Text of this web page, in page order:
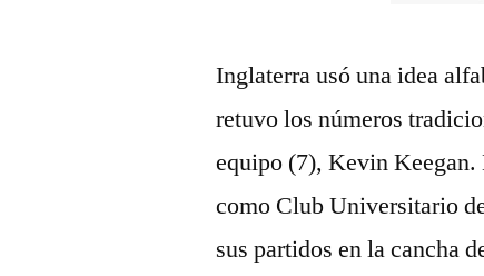
Inglaterra usó una idea
retuvo los números
equipo (7), Kevin Keegan.
como Club Universitario
sus partidos en la cancha